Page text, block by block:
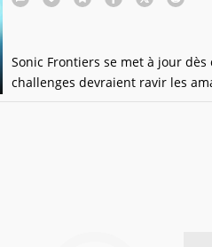
Sonic Frontiers se met à jour
challenges devraient ravir les